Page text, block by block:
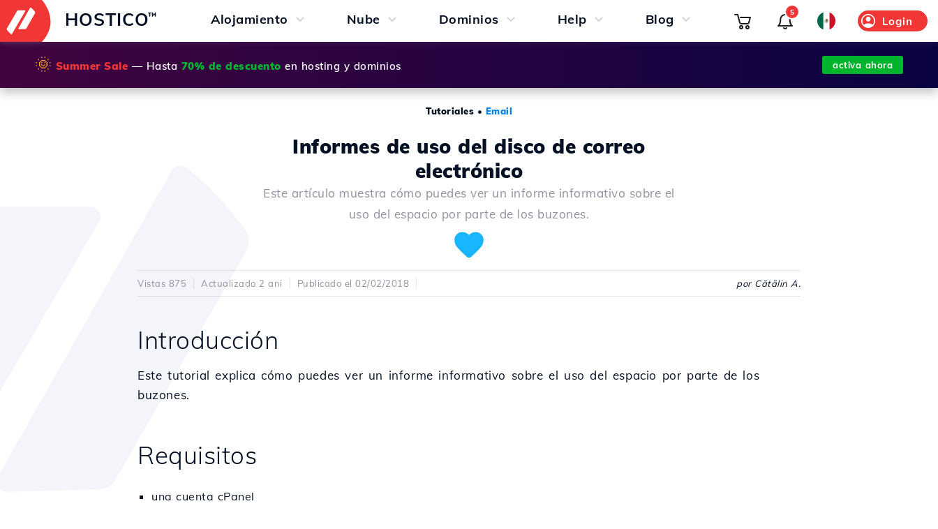
HOSTICO™ Alojamiento Nube Dominios Help Blog Login
5
🌞 Summer Sale — Hasta 70% de descuento en hosting y dominios activa ahora
Tutoriales • Email
Informes de uso del disco de correo
electrónico
Este artículo muestra cómo puedes ver un informe informativo sobre el
uso del espacio por parte de los buzones.
Vistas 875 Actualizado 2 ani Publicado el 02/02/2018 por Cătălin A.
Introducción
Este tutorial explica cómo puedes ver un informe informativo sobre el uso del espacio por parte de los
buzones.
Requisitos
una cuenta cPanel